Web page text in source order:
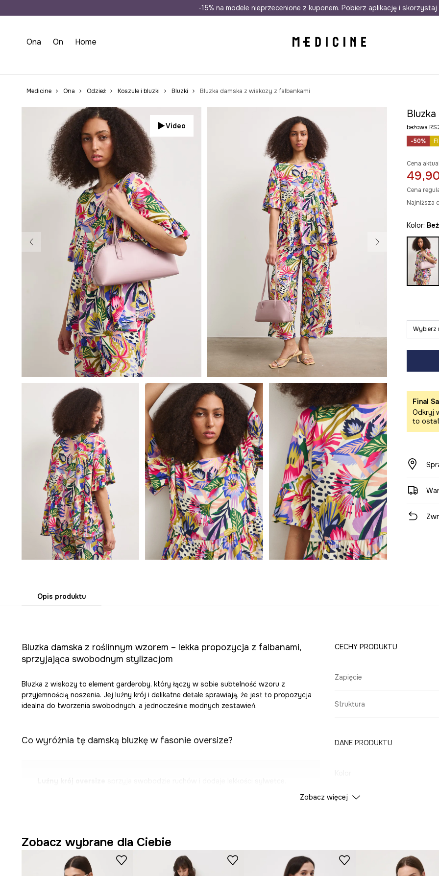
Wysyłka nawet w 24h Darmowa dostawa do salonów 30
-15% na modele nieprzecenione z kuponem. Pobierz aplikację i skorzystaj
Ona On Home
Medicine Ona Odzież Koszule i bluzki Bluzki Bluzka damska z wiskozy z falbankami
Video
beżowa
-50%
Cena
Cena
Najniższa
Kolor:
Wybierz
Final
Odkryj
to
Opis produktu
Bluzka damska z roślinnym wzorem – lekka propozycja z falbanami,
sprzyjająca swobodnym stylizacjom
Bluzka z wiskozy to element garderoby, który łączy w sobie subtelność wzoru z
przyjemnością noszenia. Jej luźny krój i delikatne detale sprawiają, że jest to propozycja
idealna do tworzenia swobodnych, a jednocześnie modnych zestawień.
Co wyróżnia tę damską bluzkę w fasonie oversize?
Krótkie, szerokie rękawynadają bluzce modny charakter i swobodę.
Tkanina o gładkiej strukturze podkreśla delikatność wzoru i fasonu.
CECHY PRODUKTU
Zapięcie
Struktura
DANE PRODUKTU
ID Produktu
Zobacz więcej
Zobacz wybrane dla Ciebie